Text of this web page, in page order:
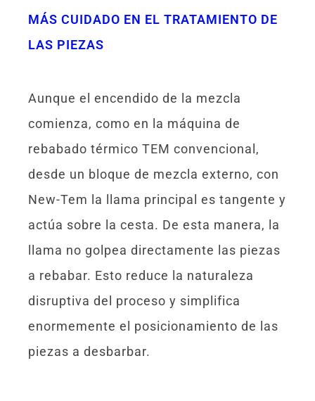
MÁS CUIDADO EN EL TRATAMIENTO DE
LAS PIEZAS
Aunque el encendido de la mezcla
comienza, como en la máquina de
rebabado térmico TEM convencional,
desde un bloque de mezcla externo, con
New-Tem la llama principal es tangente y
actúa sobre la cesta. De esta manera, la
llama no golpea directamente las piezas
a rebabar. Esto reduce la naturaleza
disruptiva del proceso y simplifica
enormemente el posicionamiento de las
piezas a desbarbar.